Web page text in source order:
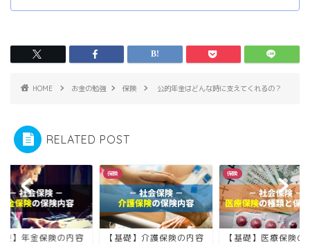
HOME お金の勉強 保険 公的年金はどんな時に支えてくれるの？
RELATED POST
礎】年金保険の内容
保険
【基礎】介護保険の内容
保険
【基礎】医療保険の